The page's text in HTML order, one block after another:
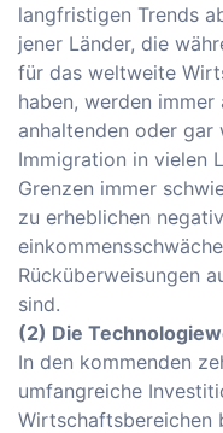
langfristigen Trends
jener Länder, die
für das weltweite
haben, werden
anhaltenden oder gar
Immigration in vielen
Grenzen immer
zu erheblichen
Rücküberweisungen
sind.
(2) Die
In den kommenden
umfangreiche
Wirtschaftsbereichen